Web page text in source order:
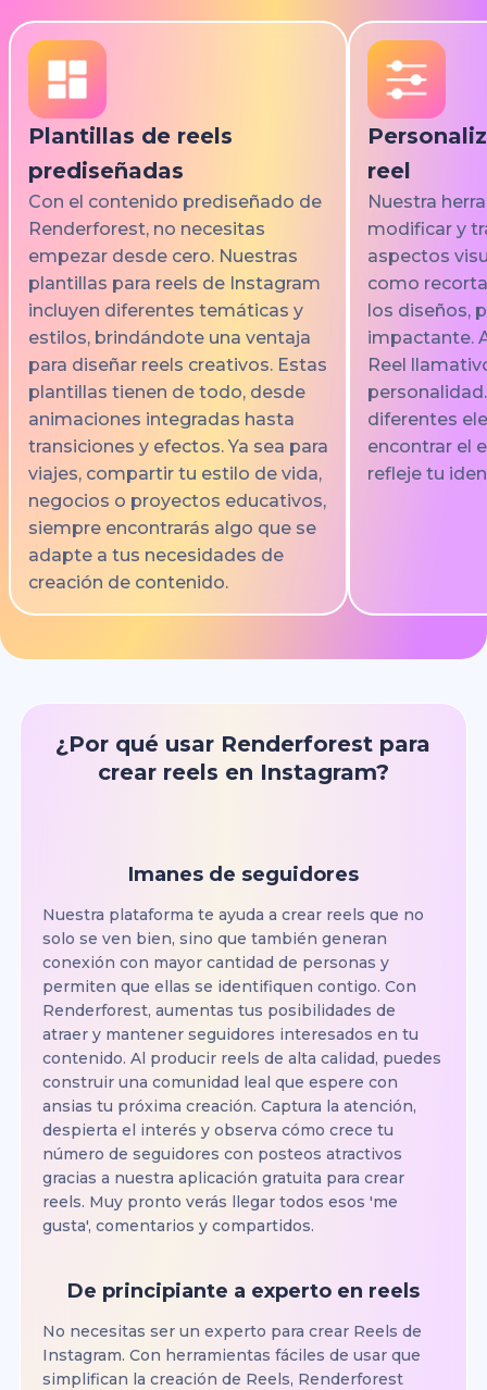
Plantillas de reels
prediseñadas
Con el contenido prediseñado de
Renderforest, no necesitas
empezar desde cero. Nuestras
plantillas para reels de Instagram
incluyen diferentes temáticas y
estilos, brindándote una ventaja
para diseñar reels creativos. Estas
plantillas tienen de todo, desde
animaciones integradas hasta
transiciones y efectos. Ya sea para
viajes, compartir tu estilo de vida,
negocios o proyectos educativos,
siempre encontrarás algo que se
adapte a tus necesidades de
creación de contenido.
reel
Nuestra
modificar y
aspectos
como
los diseños,
impactante.
Reel
diferentes
encontrar el
refleje tu
¿Por qué usar Renderforest para
crear reels en Instagram?
Imanes de seguidores
Nuestra plataforma te ayuda a crear reels que no
solo se ven bien, sino que también generan
conexión con mayor cantidad de personas y
permiten que ellas se identifiquen contigo. Con
Renderforest, aumentas tus posibilidades de
atraer y mantener seguidores interesados en tu
contenido. Al producir reels de alta calidad, puedes
construir una comunidad leal que espere con
ansias tu próxima creación. Captura la atención,
despierta el interés y observa cómo crece tu
número de seguidores con posteos atractivos
gracias a nuestra aplicación gratuita para crear
reels. Muy pronto verás llegar todos esos 'me
gusta', comentarios y compartidos.
De principiante a experto en reels
No necesitas ser un experto para crear Reels de
Instagram. Con herramientas fáciles de usar que
simplifican la creación de Reels, Renderforest